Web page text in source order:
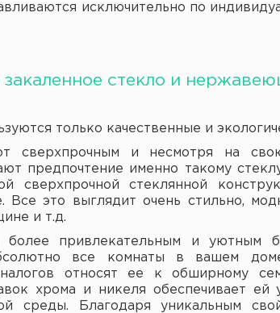
исключительно по
закаленное стекло и
только качественные и
и несмотря на свою
предпочтение именно такому
сверхпрочной стеклянной
Все это выглядит очень стильно,
и т.д.
привлекательным и уютным
все комнаты в вашем
относят ее к обширному
хрома и никеля обеспечивает ей
среды. Благодаря уникальным